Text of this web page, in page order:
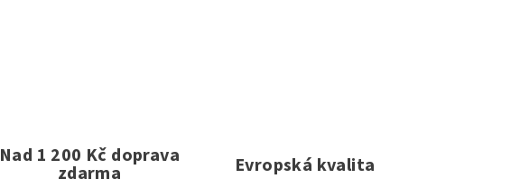
Nad 1 200 Kč doprava
zdarma Evropská kvalita